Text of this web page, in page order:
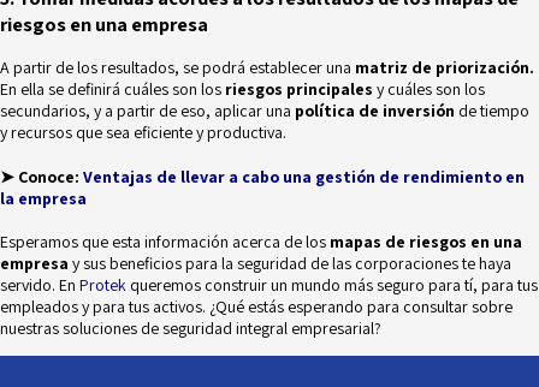
riesgos en una empresa
A partir de los resultados, se podrá establecer una matriz de priorización.
En ella se definirá cuáles son los riesgos principales y cuáles son los
secundarios, y a partir de eso, aplicar una política de inversión de tiempo
y recursos que sea eficiente y productiva.
➤ Conoce: Ventajas de llevar a cabo una gestión de rendimiento en
la empresa
Esperamos que esta información acerca de los mapas de riesgos en una
empresa y sus beneficios para la seguridad de las corporaciones te haya
servido. En Protek queremos construir un mundo más seguro para tí, para tus
empleados y para tus activos. ¿Qué estás esperando para consultar sobre
nuestras soluciones de seguridad integral empresarial?